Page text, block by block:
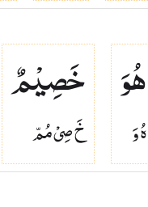
هُوَ
هُ وَ
خَصِیْمٌ
خَ صِىْ مُمّ